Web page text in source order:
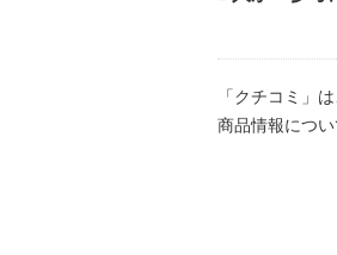
＜配合／無配
無香料、ノ
不使用
「クチコミ」
商品情報につ